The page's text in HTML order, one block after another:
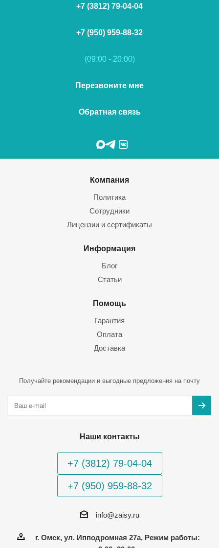
+7 (3812) 79-04-04
+7 (950) 959-88-32
(09:00 - 20:00)
Перезвоните мне
Обратная связь
Компания
Политика
Сотрудники
Лицензии и сертификаты
Информация
Блог
Статьи
Помощь
Гарантия
Оплата
Доставка
Получайте рекомендации и выгодные предложения на почту
Наши контакты
+7 (3812) 79-04-04
+7 (950) 959-88-32
info@zaisy.ru
г. Омск, ул. Ипподромная 27а, Режим работы: